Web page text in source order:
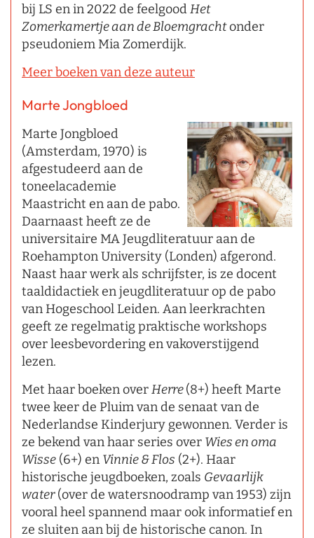
bij LS en in 2022 de feelgoodHet
Zomerkamertje aan de Bloemgrachtonder
pseudoniem Mia Zomerdijk.
Meer boeken van deze auteur
Marte Jongbloed
Marte Jongbloed
(Amsterdam, 1970) is
afgestudeerd aan de
toneelacademie
Maastricht en aan de pabo.
Daarnaast heeft ze de
universitaire MA Jeugdliteratuur aan de
Roehampton University (Londen) afgerond.
Naast haar werk als schrijfster, is ze docent
taaldidactiek en jeugdliteratuur op de pabo
van Hogeschool Leiden. Aan leerkrachten
geeft ze regelmatig praktische workshops
over leesbevordering en vakoverstijgend
lezen.
Met haar boeken overHerre(8+) heeft Marte
twee keer de Pluim van de senaat van de
Nederlandse Kinderjury gewonnen. Verder is
ze bekend van haar series over Wies en oma
Wisse (6+) en Vinnie & Flos (2+). Haar
historische jeugdboeken, zoals Gevaarlijk
water(over de watersnoodramp van 1953) zijn
vooral heel spannend maar ook informatief en
ze sluiten aan bij de historische canon. In